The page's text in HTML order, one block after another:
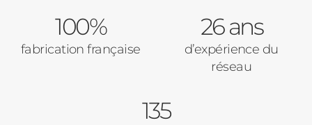
100%
fabrication française
26 ans
d’expérience du
réseau
135